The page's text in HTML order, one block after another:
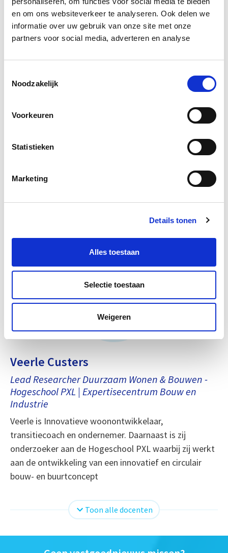
en om ons websiteverkeer te analyseren. Ook delen we
informatie over uw gebruik van onze site met onze
partners voor social media, adverteren en analyse
Noodzakelijk
Voorkeuren
Statistieken
Marketing
Details tonen
Alles toestaan
Selectie toestaan
Weigeren
Docenten
Maurits Hagemans
Hogeschool PXL
onderzoeksdomein Augmented & Virtual Reality en
technologieën kunnen hebben in een circulair
Veerle Custers
Lead Researcher Duurzaam Wonen & Bouwen -
Hogeschool PXL | Expertisecentrum Bouw en
Industrie
Veerle is Innovatieve woonontwikkelaar,
transitiecoach en ondernemer. Daarnaast is zij
onderzoeker aan de Hogeschool PXL waarbij zij werkt
aan de ontwikkeling van een innovatief en circulair
bouw- en buurtconcept
Toon alle docenten